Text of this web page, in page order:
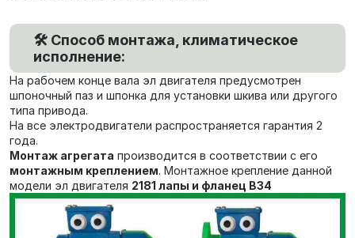
🛠️ Способ монтажа, климатическое
исполнение:
На рабочем конце вала эл двигателя предусмотрен
шпоночный паз и шпонка для установки шкива или другого
типа привода.
На все электродвигатели распространяется гарантия 2
года.
Монтаж агрегата производится в соответствии с его
монтажным креплением. Монтажное крепление данной
модели эл двигателя 2181 лапы и фланец В34